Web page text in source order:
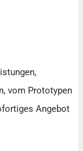
vom Prototypen
Angebot